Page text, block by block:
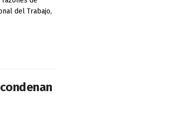
del Trabajo,